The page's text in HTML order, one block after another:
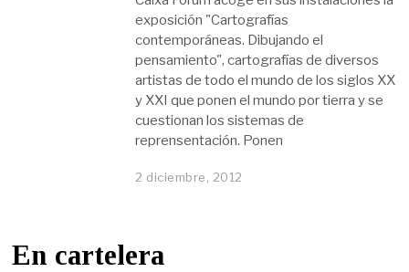
exposición "Cartografías
contemporáneas. Dibujando el
pensamiento", cartografías de diversos
artistas de todo el mundo de los siglos XX
y XXI que ponen el mundo por tierra y se
cuestionan los sistemas de
reprensentación. Ponen
2 diciembre, 2012
En cartelera